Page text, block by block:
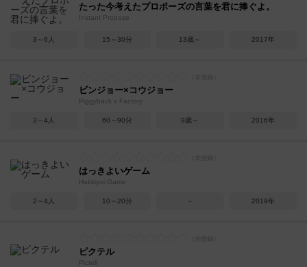
たった今考えたプロポーズの言葉を君に捧ぐよ。
Instant Propose
3～6人 15～30分 13歳～ 2017年
ビンジョー×コウジョー
Piggyback x Factory
3～4人 60～90分 9歳～ 2016年
はっきよいゲーム
Hakkiyoi Game
2～4人 10～20分 － 2019年
ピクテル
Pictell